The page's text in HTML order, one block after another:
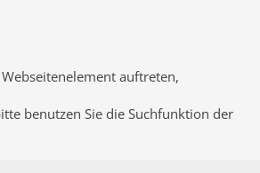
auftreten,
benutzen Sie die Suchfunktion der